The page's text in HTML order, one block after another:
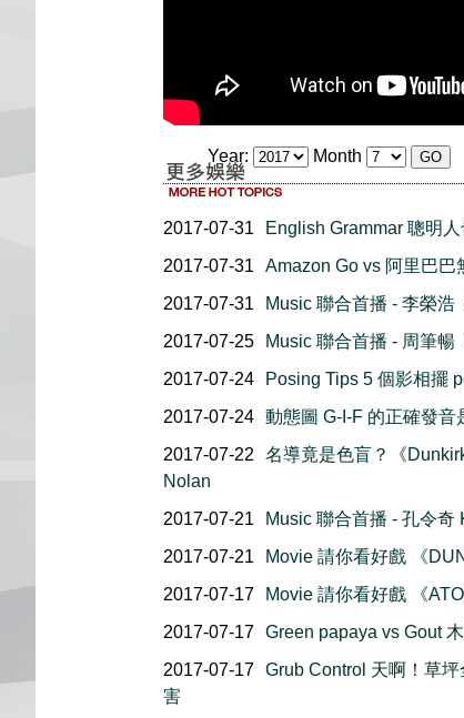
Year: Month
2017-07-31
English Grammar 聰明
2017-07-31
Amazon Go vs 阿里巴巴
2017-07-31
Music 聯合首播 - 李榮浩
2017-07-25
Music 聯合首播 - 周筆暢
2017-07-24
Posing Tips 5 個影相擺
2017-07-24 動態圖 G-I-F 的正確發音
2017-07-22
名導竟是色盲？《
Nolan
2017-07-21
Music 聯合首播 - 孔令奇
2017-07-21
Movie 請你看好戲 《
2017-07-17
Movie 請你看好戲 《
2017-07-17 Green papaya vs Gout
2017-07-17 Grub Control 天啊！草
害